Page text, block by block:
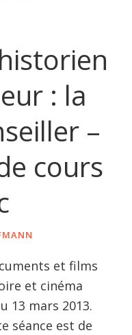
: la
–
cours
et films
et cinéma
13 mars 2013.
séance est de